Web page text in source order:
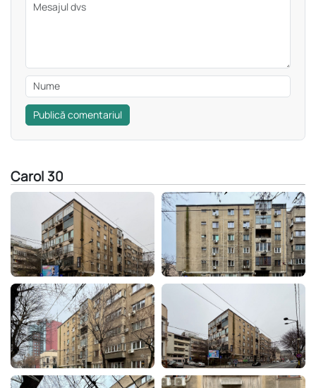
Publică comentariul
Carol 30